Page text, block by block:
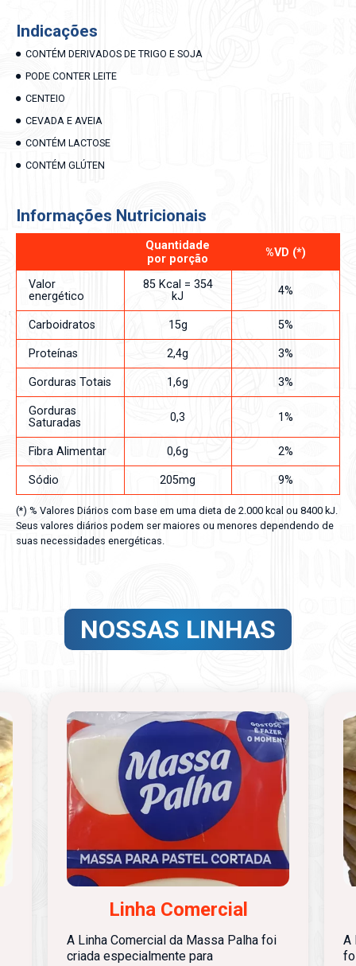
Indicações
CONTÉM DERIVADOS DE TRIGO E SOJA
PODE CONTER LEITE
CENTEIO
CEVADA E AVEIA
CONTÉM LACTOSE
CONTÉM GLÚTEN
Informações Nutricionais
Quantidade
por porção
%VD (*)
Valor
energético
85 Kcal = 354
kJ
4%
Carboidratos 15g 5%
Proteínas 2,4g 3%
Gorduras Totais 1,6g 3%
Gorduras
Saturadas
0,3 1%
Fibra Alimentar 0,6g 2%
Sódio 205mg 9%
(*) % Valores Diários com base em uma dieta de 2.000 kcal ou 8400 kJ.
Seus valores diários podem ser maiores ou menores dependendo de
suas necessidades energéticas.
NOSSAS LINHAS
Linha Comercial
A Linha Comercial da Massa Palha foi
criada especialmente para
A